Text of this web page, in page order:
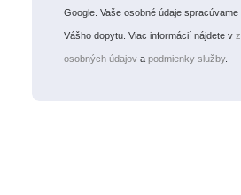
Google. Vaše osobné údaje
Vášho dopytu. Viac informácií nájdete v
osobných údajov a podmienky služby.